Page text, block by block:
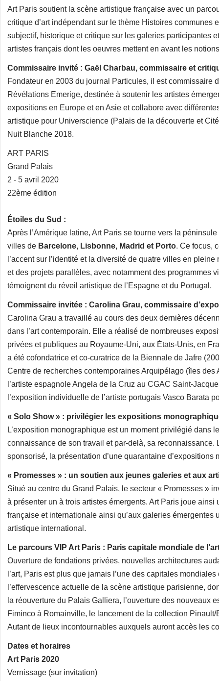
Art Paris soutient la scène artistique française avec un
critique d’art indépendant sur le thème Histoires communes
subjectif, historique et critique sur les galeries participantes
artistes français dont les oeuvres mettent en avant les
Commissaire invité : Gaël Charbau, commissaire et
Fondateur en 2003 du journal Particules, il est commissaire
Révélations Emerige, destinée à soutenir les artistes
expositions en Europe et en Asie et collabore avec
artistique pour Universcience (Palais de la découverte et
Nuit Blanche 2018.
ART PARIS
Grand Palais
2 - 5 avril 2020
22ème édition
Étoiles du Sud :
Après l’Amérique latine, Art Paris se tourne vers la
villes de Barcelone, Lisbonne, Madrid et Porto. Ce focus,
l’accent sur l’identité et la diversité de quatre villes en
et des projets parallèles, avec notamment des programmes
témoignent du réveil artistique de l’Espagne et du Portugal.
Commissaire invitée : Carolina Grau, commissaire
Carolina Grau a travaillé au cours des deux dernières
dans l’art contemporain. Elle a réalisé de nombreuses
privées et publiques au Royaume-Uni, aux États-Unis, en
a été cofondatrice et co-curatrice de la Biennale de Jafre
Centre de recherches contemporaines Arquipélago (îles
l’artiste espagnole Angela de la Cruz au CGAC Saint-
l’exposition individuelle de l’artiste portugais Vasco Barata
« Solo Show » : privilégier les expositions
L’exposition monographique est un moment privilégié dans
connaissance de son travail et par-delà, sa
sponsorisé, la présentation d’une quarantaine
« Promesses » : un soutien aux jeunes galeries et aux
Situé au centre du Grand Palais, le secteur « Promesses »
à présenter un à trois artistes émergents. Art Paris joue
française et internationale ainsi qu’aux galeries
artistique international.
Le parcours VIP Art Paris : Paris capitale mondiale de
Ouverture de fondations privées, nouvelles architectures
l’art, Paris est plus que jamais l’une des capitales
l’effervescence actuelle de la scène artistique parisienne,
la réouverture du Palais Galliera, l’ouverture des nouveaux
Fiminco à Romainville, le lancement de la collection Pinault/
Autant de lieux incontournables auxquels auront accès les
Dates et horaires
Art Paris 2020
Vernissage (sur invitation)